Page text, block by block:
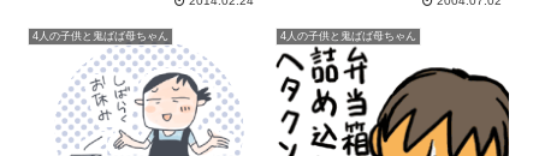
凍アジフライ（コロモ付きで後は
揚げるだけとか、フライ、焼鳥と
か「こんなもんまで売...
4人の子供と鬼ばば母ちゃん 4人の子供と鬼ばば母ちゃん